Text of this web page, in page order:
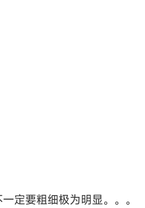
定要粗细极为明显。。。